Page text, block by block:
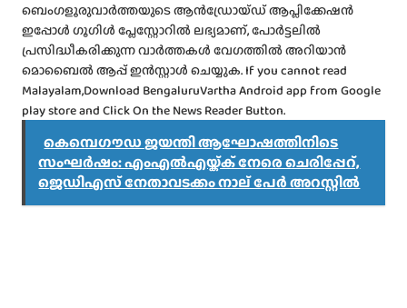
ബെംഗളൂരുവാർത്തയുടെ ആൻഡ്രോയ്ഡ് ആപ്ലിക്കേഷൻ
ഇപ്പോൾ ഗൂഗിൾ പ്ലേസ്റ്റോറിൽ ലഭ്യമാണ്, പോർട്ടലിൽ
പ്രസിദ്ധീകരിക്കുന്ന വാർത്തകൾ വേഗത്തിൽ അറിയാൻ
മൊബൈൽ ആപ്പ് ഇൻസ്റ്റാൾ ചെയ്യുക. If you cannot read
Malayalam,Download BengaluruVartha Android app from Google
play store and Click On the News Reader Button.
കെമ്പെഗൗഡ ജയന്തി ആഘോഷത്തിനിടെ
സംഘർഷം: എംഎൽഎയ്ക്ക് നേരെ ചെരിപ്പേറ്,
ജെഡിഎസ് നേതാവടക്കം നാല് പേർ അറസ്റ്റിൽ